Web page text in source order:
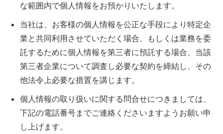
な範囲内で個人情報をお預かりいたします。
当社は、お客様の個人情報を公正な手段により特定企
業と共同利用させていただく場合、もしくは業務を委
託するために個人情報を第三者に預託する場合、当該
第三者企業について調査し必要な契約を締結し、その
他法令上必要な措置を講じます。
個人情報の取り扱いに関する問合せにつきましては、
下記の電話番号までご連絡くださいますようお願い申
し上げます。